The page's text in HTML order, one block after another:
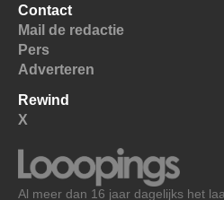
Contact
Mail de redactie
Pers
Adverteren
Rewind
X
Al meer dan 16 jaar dagelijks het